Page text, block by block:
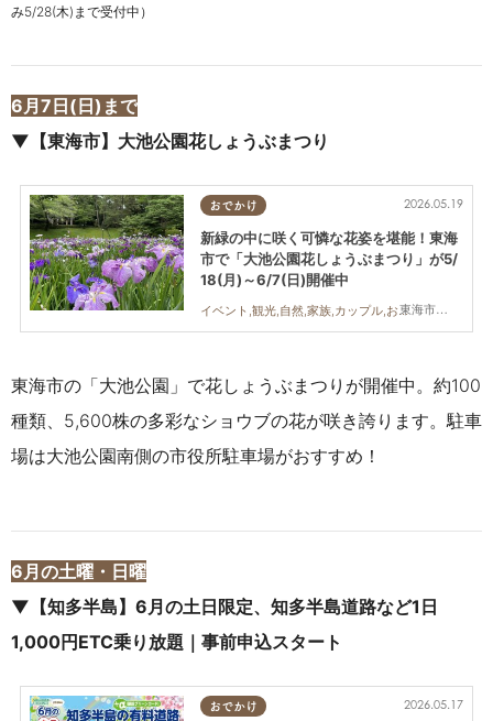
み5/28(木)まで受付中）
6月7日(日)まで
▼【東海市】大池公園花しょうぶまつり
おでかけ
東海市,常滑市
2026.05.19
新緑の中に咲く可憐な花姿を堪能！東海
市で「大池公園花しょうぶまつり」が5/
18(月)～6/7(日)開催中
イベント,観光,自然,家族,カップル,おひとりさま,友人,ペット
東海市の「大池公園」で花しょうぶまつりが開催中。 約100
種類、5,600株の多彩なショウブの花が咲き誇ります。駐車
場は大池公園南側の市役所駐車場がおすすめ！
6月の土曜・日曜
▼【知多半島】6月の土日限定、知多半島道路など1日
1,000円ETC乗り放題｜事前申込スタート
おでかけ 2026.05.17